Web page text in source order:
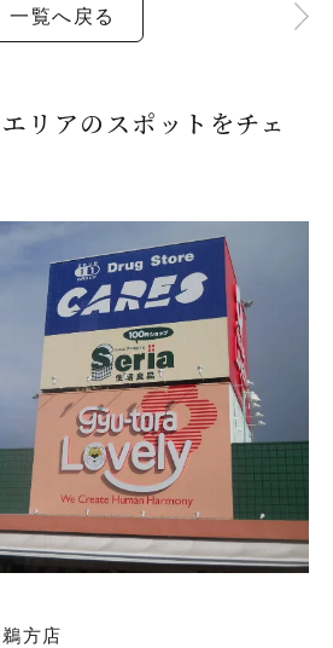
一覧へ戻る
リアのスポットをチェ
方店